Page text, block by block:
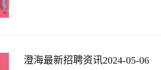
澄海最新招聘资讯2024-05-06